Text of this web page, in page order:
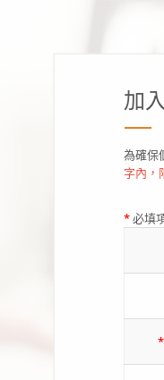
加
為確保
字內，
*必填
*